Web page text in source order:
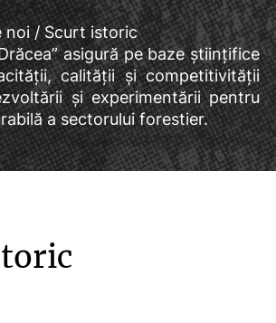
noi/Scurt istoric
asigură pe baze ştiinţifice
calităţii şi competitivităţii
şi experimentării pentru
a sectorului forestier.